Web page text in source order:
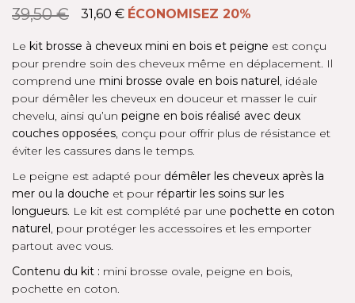
39,50 € 31,60 € ÉCONOMISEZ 20%
Le kit brosse à cheveux mini en bois et peigne est conçu
pour prendre soin des cheveux même en déplacement. Il
comprend une mini brosse ovale en bois naturel, idéale
pour démêler les cheveux en douceur et masser le cuir
chevelu, ainsi qu’un peigne en bois réalisé avec deux
couches opposées, conçu pour offrir plus de résistance et
éviter les cassures dans le temps.
Le peigne est adapté pour démêler les cheveux après la
mer ou la douche et pour répartir les soins sur les
longueurs. Le kit est complété par une pochette en coton
naturel, pour protéger les accessoires et les emporter
partout avec vous.
Contenu du kit : mini brosse ovale, peigne en bois,
pochette en coton.